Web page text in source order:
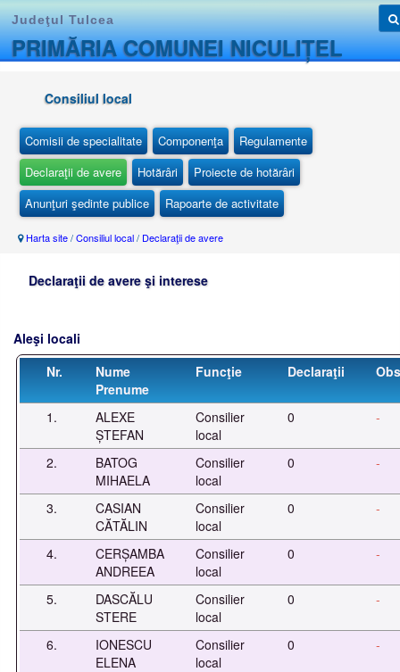
Judeţul Tulcea
PRIMĂRIA COMUNEI NICULIȚEL
Consiliul local
Comisii de specialitate Componenţa
Regulamente
Declaraţii de avere
Hotărâri
Proiecte de hotărâri
Anunţuri şedinte publice
Rapoarte de activitate
Harta site/Consiliul local/ Declaraţii de avere
Declaraţii de avere şi interese
Aleşi locali
Nr.
Nume
Prenume
Funcţie Declaraţii
1.
ALEXE
ȘTEFAN
Consilier
local
0 -
2.
BATOG
MIHAELA
Consilier
local
0 -
3.
CASIAN
CĂTĂLIN
Consilier
local
0 -
4.
CERȘAMBA
ANDREEA
Consilier
local
0 -
5.
DASCĂLU
STERE
Consilier
local
0 -
6.
IONESCU
ELENA
Consilier
local
0 -